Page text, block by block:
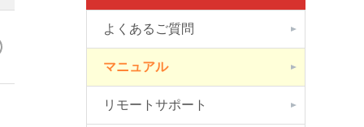
よくあるご質問
マニュアル
リモートサポート